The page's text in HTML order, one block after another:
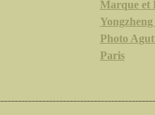
Marque et
Yongzheng
Photo
Paris